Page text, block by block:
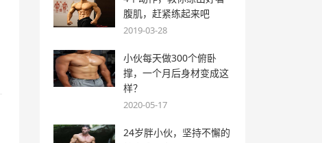
腹肌，赶紧练起来吧
2019-03-28
小伙每天做300个俯卧
撑，一个月后身材变成这
样？
2020-05-17
24岁胖小伙，坚持不懈的